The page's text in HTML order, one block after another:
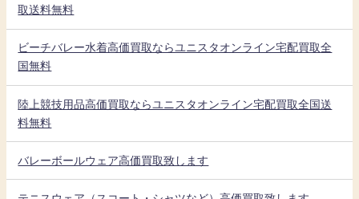
取送料無料
ビーチバレー水着高価買取ならユニスタオンライン宅配買取全
国無料
陸上競技用品高価買取ならユニスタオンライン宅配買取全国送
料無料
バレーボールウェア高価買取致します